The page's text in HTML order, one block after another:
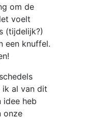
om de
voelt
(tijdelijk?)
een knuffel.
ik al van dit
idee heb
onze